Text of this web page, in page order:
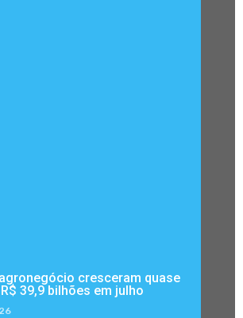
cresceram quase
39,9 bilhões em julho